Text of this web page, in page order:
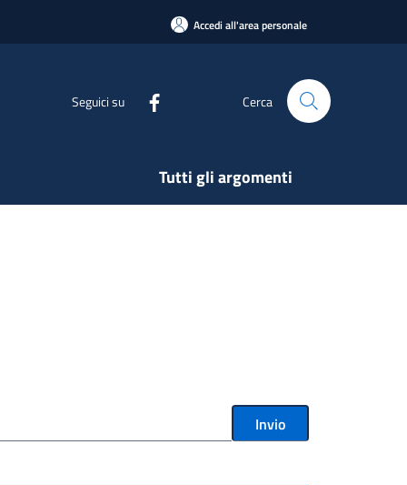
Accedi all'area personale
Seguici su Cerca
Tutti gli argomenti
Invio